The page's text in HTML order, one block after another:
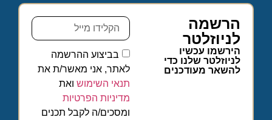
הרשמה
לניוזלטר
הירשמו עכשיו
לניוזלטר שלנו כדי
להשאר מעודכנים
בביצוע ההרשמה
לאתר, אני מאשר/ת את
תנאי השימוש ואת
מדיניות הפרטיות
ומסכים/ה לקבל תכנים